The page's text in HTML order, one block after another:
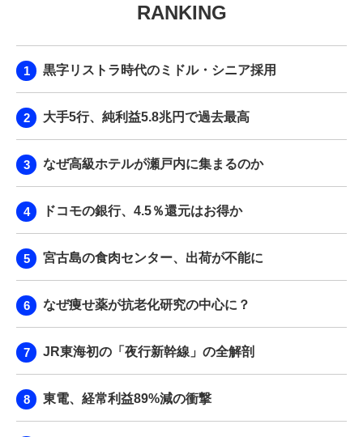
RANKING
黒字リストラ時代のミドル・シニア採用
大手5行、純利益5.8兆円で過去最高
なぜ高級ホテルが瀬戸内に集まるのか
ドコモの銀行、4.5％還元はお得か
宮古島の食肉センター、出荷が不能に
なぜ痩せ薬が抗老化研究の中心に？
JR東海初の「夜行新幹線」の全解剖
東電、経常利益89%減の衝撃